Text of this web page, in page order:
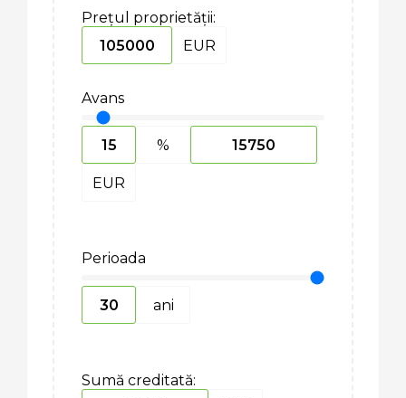
Prețul proprietății:
EUR
Avans
%
EUR
Perioada
ani
Sumă creditată: